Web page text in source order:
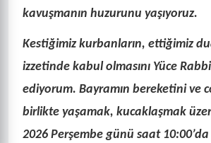
kavuşmanın huzurunu yaşıyoruz.
Kestiğimiz kurbanların, ettiğimiz
izzetinde kabul olmasını Yüce
ediyorum. Bayramın bereketini ve
birlikte yaşamak, kucaklaşmak
2026 Perşembe günü saat